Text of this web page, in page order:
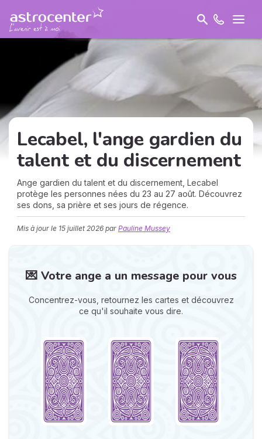
Lecabel, l'ange gardien du
talent et du discernement
Ange gardien du talent et du discernement, Lecabel
protège les personnes nées du 23 au 27 août. Découvrez
ses dons, sa prière et ses jours de régence.
Mis à jour le 15 juillet 2026 par Pauline Mussey
💌 Votre ange a un message pour vous
Concentrez-vous, retournez les cartes et découvrez
ce qu'il souhaite vous dire.